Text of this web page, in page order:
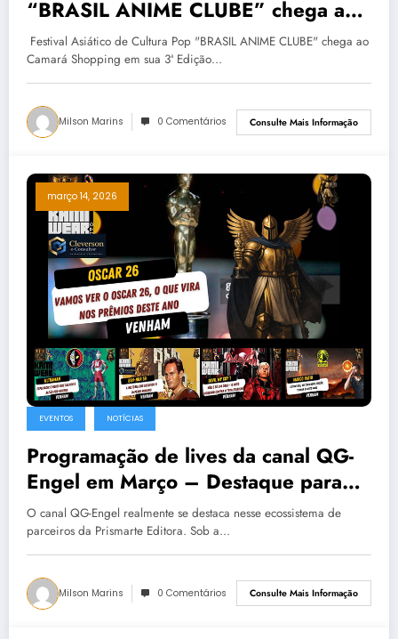
“BRASIL ANIME CLUBE” chega ao
Camará Shopping em sua 3ªEdição
Festival Asiático de Cultura Pop "BRASIL ANIME CLUBE" chega ao
Camará Shopping em sua 3ª Edição…
Milson Marins 0 Comentários Consulte Mais Informação
março 14, 2026
EVENTOS NOTÍCIAS
Programação de lives da canal QG-
Engel em Março – Destaque para
entrega do Oscar
O canal QG-Engel realmente se destaca nesse ecossistema de
parceiros da Prismarte Editora. Sob a…
Milson Marins 0 Comentários Consulte Mais Informação